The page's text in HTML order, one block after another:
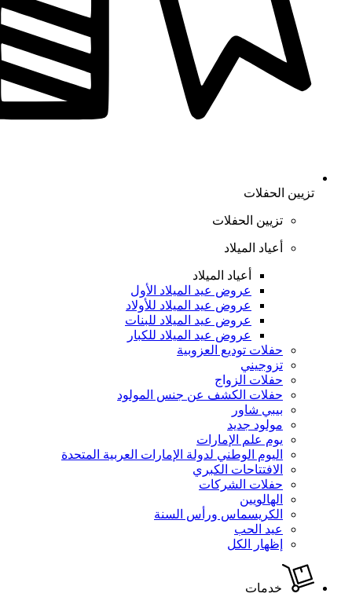
تزيين الحفلات
تزيين الحفلات
أعياد الميلاد
أعياد الميلاد
عروض عيد الميلاد الأول
عروض عيد الميلاد للأولاد
عروض عيد الميلاد للبنات
عروض عيد الميلاد للكبار
حفلات توديع العزوبية
تزوجيني
حفلات الزواج
حفلات الكشف عن جنس المولود
بيبي شاور
مولود جديد
يوم علم الإمارات
اليوم الوطني لدولة الإمارات العربية المتحدة
الافتتاحات الكبري
حفلات الشركات
الهالويين
الكريسماس ورأس السنة
عيد الحب
إظهار الكل
خدمات